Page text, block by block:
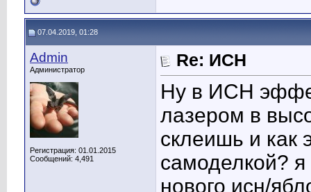
07.04.2019, 01:28
Admin
Администратор
Регистрация: 01.01.2015
Сообщений: 4,491
Re: ИСН
Ну в ИСН
лазером в
склеишь и как
самоделкой?
нового исн/